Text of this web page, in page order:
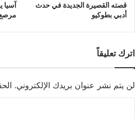
قصته القصيرة الجديدة في حدث
أدبي بطوكيو
آسيا
مرصع
اترك تعليقاً
لن يتم نشر عنوان بريدك الإلكتروني.